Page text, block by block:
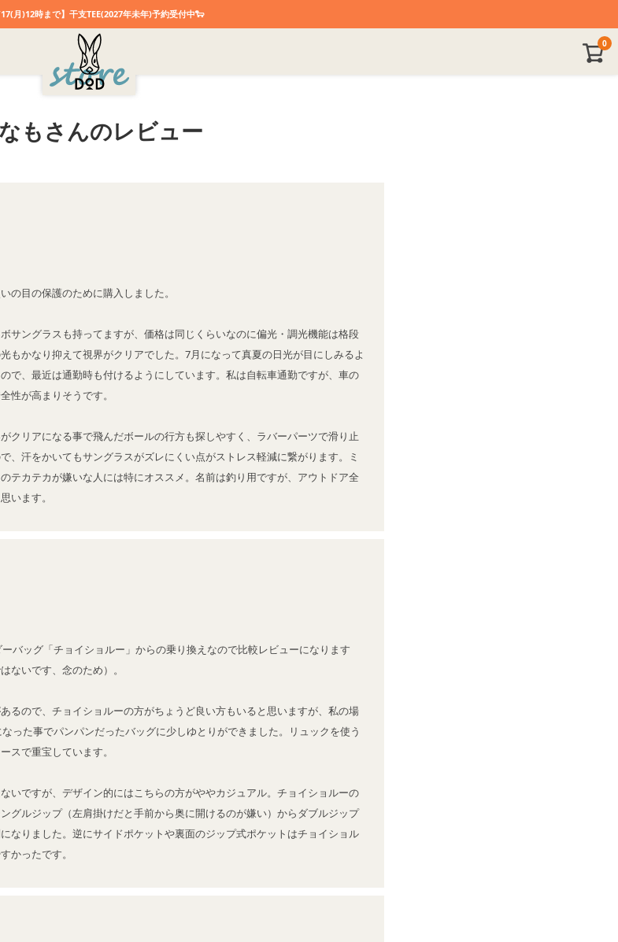
月)12時まで】干支TEE(2027年未年)予約受付中🐑
0
もさんのレビュー
の目の保護のために購入しました。
サングラスも持ってますが、価格は同じくらいなのに偏光・調光機能は格段
もかなり抑えて視界がクリアでした。7月になって真夏の日光が目にしみるよ
で、最近は通勤時も付けるようにしています。私は自転車通勤ですが、車の
性が高まりそうです。
クリアになる事で飛んだボールの行方も探しやすく、ラバーパーツで滑り止
、汗をかいてもサングラスがズレにくい点がストレス軽減に繋がります。ミ
テカテカが嫌いな人には特にオススメ。名前は釣り用ですが、アウトドア全
います。
バッグ「チョイショルー」からの乗り換えなので比較レビューになります
ないです、念のため）。
るので、チョイショルーの方がちょうど良い方もいると思いますが、私の場
った事でパンパンだったバッグに少しゆとりができました。リュックを使う
スで重宝しています。
いですが、デザイン的にはこちらの方がややカジュアル。チョイショルーの
グルジップ（左肩掛けだと手前から奥に開けるのが嫌い）からダブルジップ
なりました。逆にサイドポケットや裏面のジップ式ポケットはチョイショル
かったです。